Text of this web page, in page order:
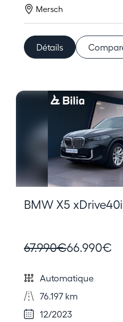
Mersch
Détails
BMW X5 xDrive40i
67.990€66.990€
Automatique
76.197 km
12/2023